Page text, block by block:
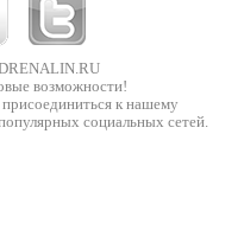
возможности!
к нашему
социальных сетей.